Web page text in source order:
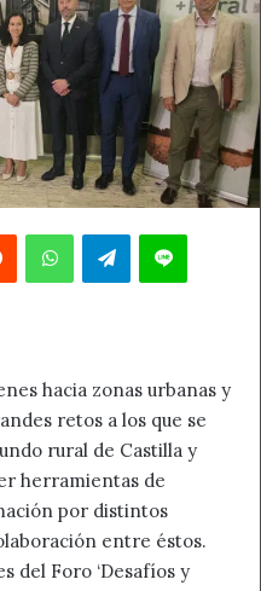
Reddit WhatsAppTelegramLine
hacia zonas urbanas y
retos a los que se
rural de Castilla y
herramientas de
por distintos
entre éstos.
del Foro ‘Desafíos y